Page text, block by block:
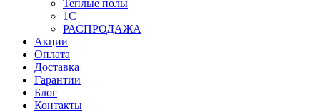
Теплые полы
1С
РАСПРОДАЖА
Акции
Оплата
Доставка
Гарантии
Блог
Контакты